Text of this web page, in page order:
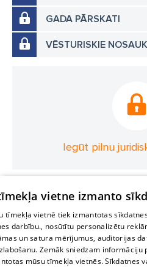
GADA PĀRSKATI
VĒSTURISKIE
Iegūt pilnu
vietne izmanto
tīmekļa vietnē tiek izmantotas
darbību., nosūtītu personalizētu
un satura mērījumus, auditorijas
Zemāk sniedzam
mūsu tīmekļa vietnēs. Sīkdatnes